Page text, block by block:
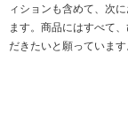
ィションも含めて、次
ます。商品にはすべて
だきたいと願っています